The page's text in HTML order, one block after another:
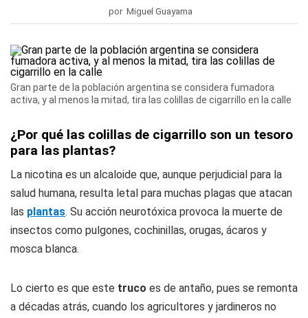
por Miguel Guayama
Gran parte de la población argentina se considera fumadora
activa, y al menos la mitad, tira las colillas de cigarrillo en la calle
¿Por qué las colillas de cigarrillo son un tesoro
para las plantas?
La nicotina es un alcaloide que, aunque perjudicial para la
salud humana, resulta letal para muchas plagas que atacan
las plantas. Su acción neurotóxica provoca la muerte de
insectos como pulgones, cochinillas, orugas, ácaros y
mosca blanca.
Lo cierto es que este truco es de antaño, pues se remonta
a décadas atrás, cuando los agricultores y jardineros no